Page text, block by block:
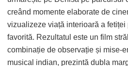
creând momente elaborate de
vizualizeze viață interioară a
favorită. Rezultatul este un film
combinație de observație și mise-
musical indian, prezintă dubla